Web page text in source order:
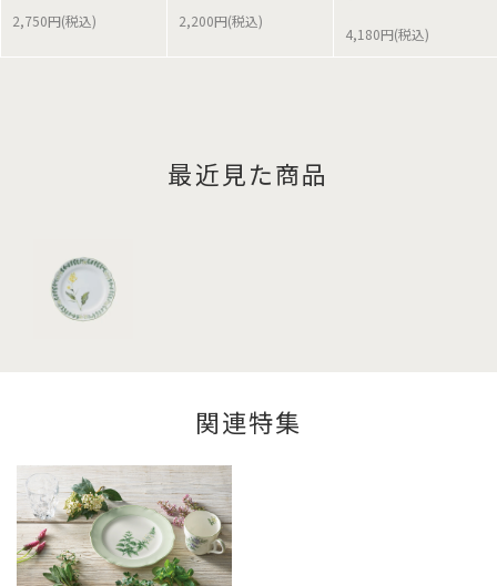
2,750円(税込) 2,200円(税込)
4,180円(税込)
最近見た商品
関連特集